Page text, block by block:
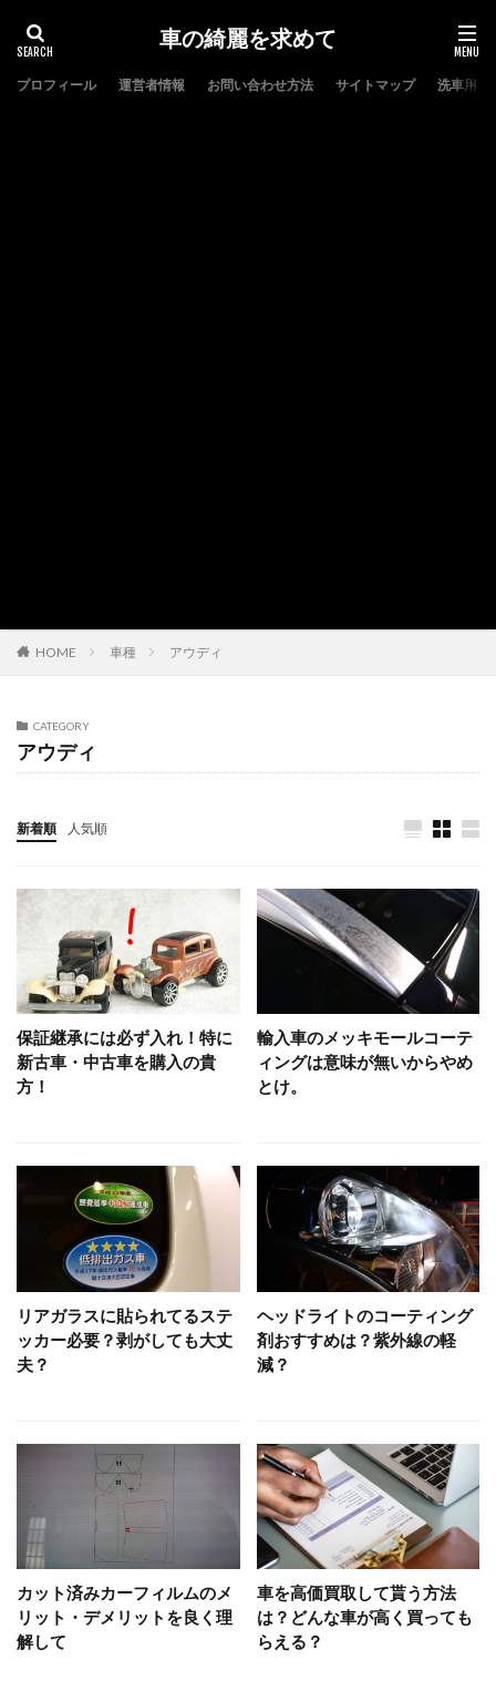
車の綺麗を求めて
プロフィール 運営者情報 お問い合わせ方法 サイトマップ 洗車用品
HOME 車種 アウディ
CATEGORY
アウディ
新着順 人気順
保証継承には必ず入れ！特に
新古車・中古車を購入の貴
方！
輸入車のメッキモールコーテ
ィングは意味が無いからやめ
とけ。
リアガラスに貼られてるステ
ッカー必要？剥がしても大丈
夫？
ヘッドライトのコーティング
剤おすすめは？紫外線の軽
減？
カット済みカーフィルムのメ
リット・デメリットを良く理
解して
車を高価買取して貰う方法
は？どんな車が高く買っても
らえる？
タグ